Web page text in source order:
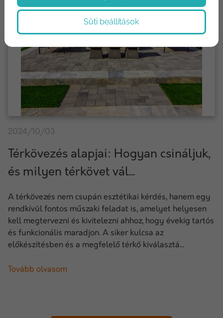
2024/10/03
Térkövezés alapjai: Hogyan csináljuk,
és milyen térkövet vál...
A térkövezés nem csupán esztétikai kérdés, hanem egy
rendkívül fontos műszaki feladat is, amelyet helyesen
kell megtervezni és kivitelezni ahhoz, hogy évekig tartós
és funkcionális maradjon. A siker kulcsa az
előkészítésben és a megfelelő térkő kiválasztá...
Tovább olvasom
Süti beállítások